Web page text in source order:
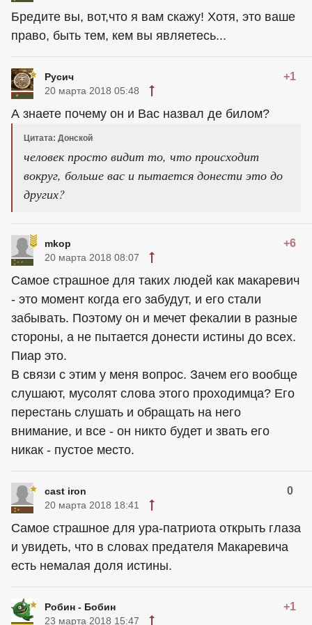
Бредите вы, вот,что я вам скажу! Хотя, это ваше
право, быть тем, кем вы являетесь...
Русич +1
20 марта 2018 05:48
А знаете почему он и Вас назвал де билом?
Цитата: Донской
человек просто видит то, что происходит
вокруг, больше вас и пытается донести это до
других?
mkop +6
20 марта 2018 08:07
Самое страшное для таких людей как макаревич
- это момент когда его забудут, и его стали
забывать. Поэтому он и мечет фекалии в разные
стороны, а не пытается донести истины до всех.
Пиар это.
В связи с этим у меня вопрос. Зачем его вообще
слушают, мусолят слова этого проходимца? Его
перестань слушать и обращать на него
внимание, и все - он никто будет и звать его
никак - пустое место.
cast iron 0
20 марта 2018 18:41
Самое страшное для ура-патриота открыть глаза
и увидеть, что в словах предателя Макаревича
есть немалая доля истины.
Робин - Бобин +1
23 марта 2018 15:47